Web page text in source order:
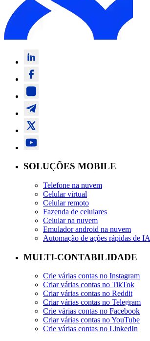
SOLUÇÕES MOBILE
Telefone na nuvem
Celular virtual
Celular remoto
Fazenda de celulares
Celular na nuvem
Emulador android na nuvem
Automação de ações rápidas de IA
MULTI-CONTABILIDADE
Crie várias contas no Instagram
Criar várias contas no TikTok
Criar várias contas no Reddit
Criar várias contas no Telegram
Crie várias contas no Facebook
Criar várias contas no YouTube
Crie várias contas no LinkedIn